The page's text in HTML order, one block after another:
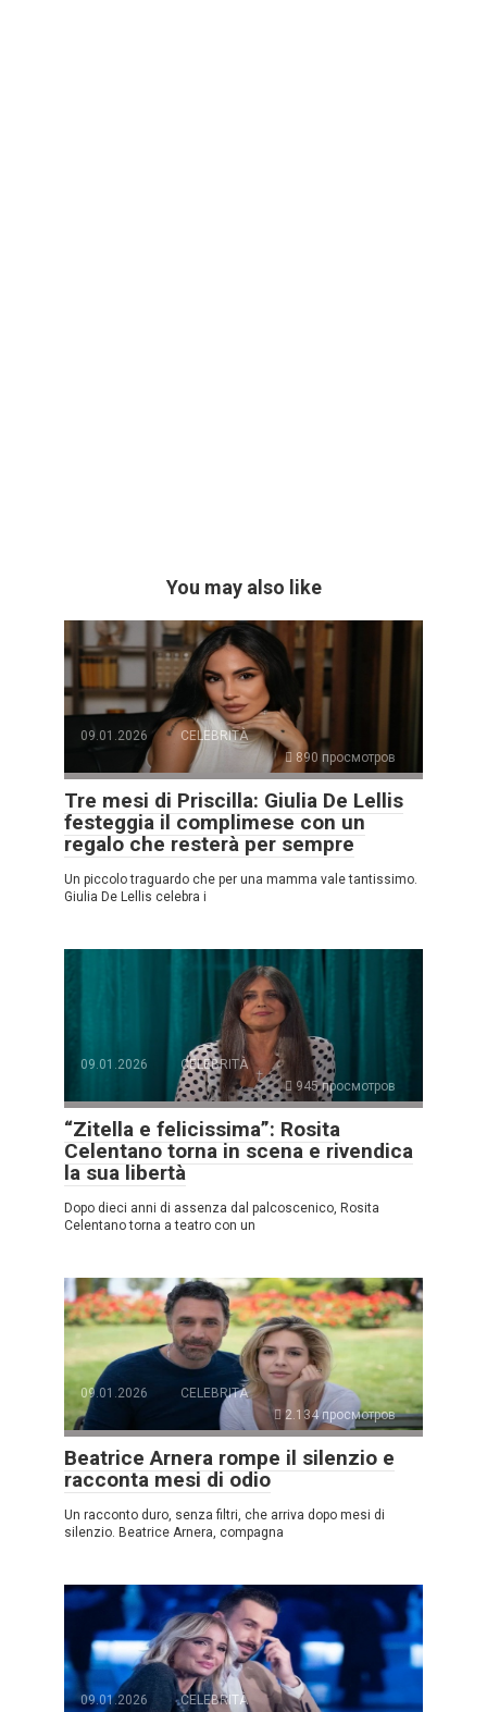
You may also like
09.01.2026
CELEBRITÀ
890 просмотров
Tre mesi di Priscilla: Giulia De Lellis
festeggia il complimese con un
regalo che resterà per sempre
Un piccolo traguardo che per una mamma vale tantissimo.
Giulia De Lellis celebra i
09.01.2026
CELEBRITÀ
945 просмотров
“Zitella e felicissima”: Rosita
Celentano torna in scena e rivendica
la sua libertà
Dopo dieci anni di assenza dal palcoscenico, Rosita
Celentano torna a teatro con un
09.01.2026
CELEBRITÀ
2.134 просмотров
Beatrice Arnera rompe il silenzio e
racconta mesi di odio
Un racconto duro, senza filtri, che arriva dopo mesi di
silenzio. Beatrice Arnera, compagna
09.01.2026
CELEBRITÀ